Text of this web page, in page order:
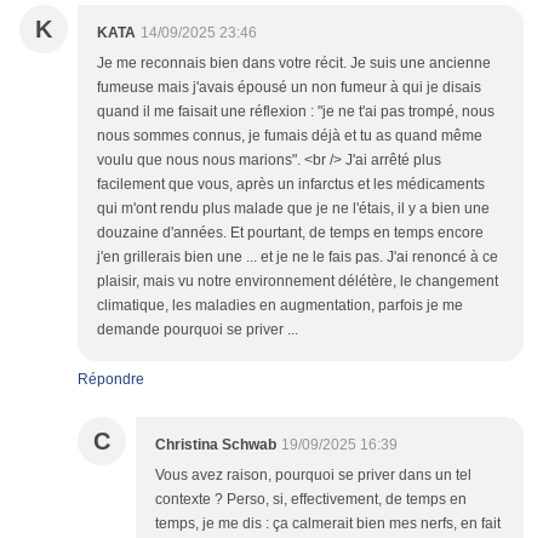
K KATA 14/09/2025 23:46
Je me reconnais bien dans votre récit. Je suis une ancienne
fumeuse mais j'avais épousé un non fumeur à qui je disais
quand il me faisait une réflexion : "je ne t'ai pas trompé, nous
nous sommes connus, je fumais déjà et tu as quand même
voulu que nous nous marions". <br /> J'ai arrêté plus
facilement que vous, après un infarctus et les médicaments
qui m'ont rendu plus malade que je ne l'étais, il y a bien une
douzaine d'années. Et pourtant, de temps en temps encore
j'en grillerais bien une ... et je ne le fais pas. J'ai renoncé à ce
plaisir, mais vu notre environnement délétère, le changement
climatique, les maladies en augmentation, parfois je me
demande pourquoi se priver ...
Répondre
C Christina Schwab 19/09/2025 16:39
Vous avez raison, pourquoi se priver dans un tel
contexte ? Perso, si, effectivement, de temps en
temps, je me dis : ça calmerait bien mes nerfs, en fait